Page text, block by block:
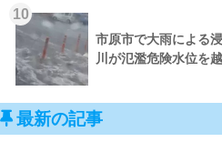
10
市原市で大雨による
川が氾濫危険水位を
最新の記事